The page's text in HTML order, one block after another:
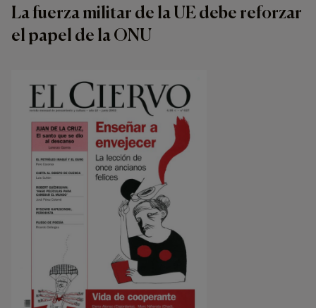
La fuerza militar de la UE debe reforzar
el papel de la ONU